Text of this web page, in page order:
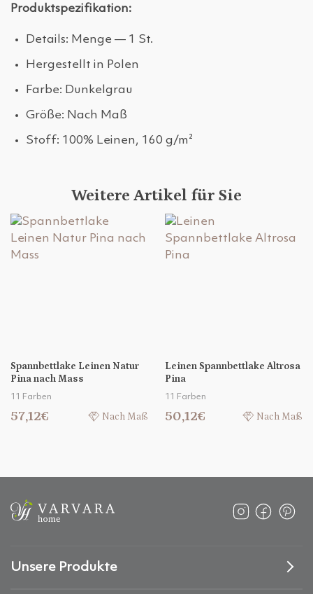
Produktspezifikation:
Details: Menge — 1 St.
Hergestellt in Polen
Farbe: Dunkelgrau
Größe: Nach Maß
Stoff: 100% Leinen, 160 g/m²
Weitere Artikel für Sie
Spannbettlake Leinen Natur
Pina nach Mass
11 Farben
57,12€ Nach Maß
Leinen Spannbettlake Altrosa
Pina
11 Farben
50,12€ Nach Maß
Unsere Produkte